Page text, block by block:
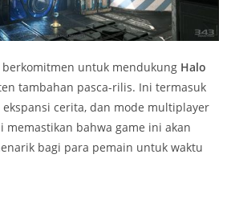
untuk mendukung Halo
tambahan pasca-rilis. Ini termasuk
cerita, dan mode multiplayer
memastikan bahwa game ini akan
bagi para pemain untuk waktu